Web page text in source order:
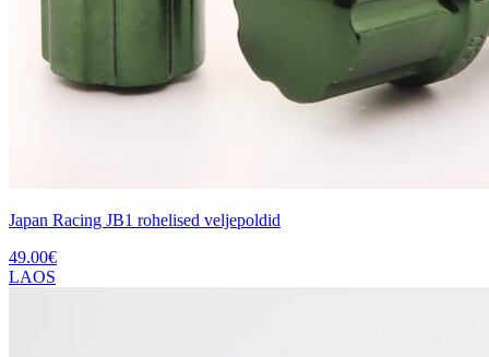
Japan Racing JB1 rohelised veljepoldid
49.00€
LAOS